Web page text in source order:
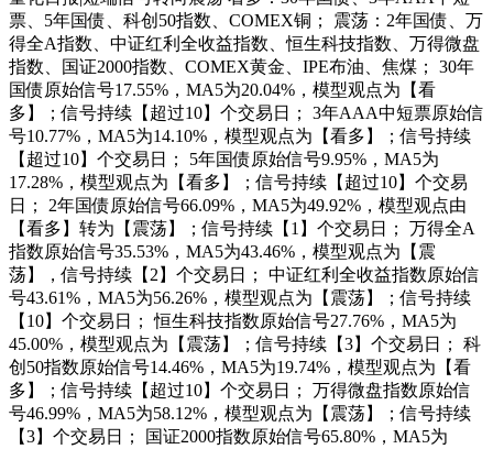
票、5年国债、科创50指数、COMEX铜； 震荡：2年国债、万
得全A指数、中证红利全收益指数、恒生科技指数、万得微盘
指数、国证2000指数、COMEX黄金、IPE布油、焦煤； 30年
国债原始信号17.55%，MA5为20.04%，模型观点为【看
多】；信号持续【超过10】个交易日； 3年AAA中短票原始信
号10.77%，MA5为14.10%，模型观点为【看多】；信号持续
【超过10】个交易日； 5年国债原始信号9.95%，MA5为
17.28%，模型观点为【看多】；信号持续【超过10】个交易
日； 2年国债原始信号66.09%，MA5为49.92%，模型观点由
【看多】转为【震荡】；信号持续【1】个交易日； 万得全A
指数原始信号35.53%，MA5为43.46%，模型观点为【震
荡】，信号持续【2】个交易日； 中证红利全收益指数原始信
号43.61%，MA5为56.26%，模型观点为【震荡】；信号持续
【10】个交易日； 恒生科技指数原始信号27.76%，MA5为
45.00%，模型观点为【震荡】；信号持续【3】个交易日； 科
创50指数原始信号14.46%，MA5为19.74%，模型观点为【看
多】；信号持续【超过10】个交易日； 万得微盘指数原始信
号46.99%，MA5为58.12%，模型观点为【震荡】；信号持续
【3】个交易日； 国证2000指数原始信号65.80%，MA5为